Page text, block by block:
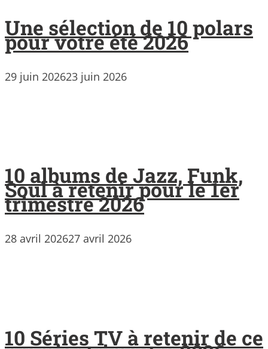
Une sélection de 10 polars
pour votre été 2026
29 juin 202623 juin 2026
10 albums de Jazz, Funk,
Soul à retenir pour le 1er
trimestre 2026
28 avril 202627 avril 2026
10 Séries TV à retenir de ce